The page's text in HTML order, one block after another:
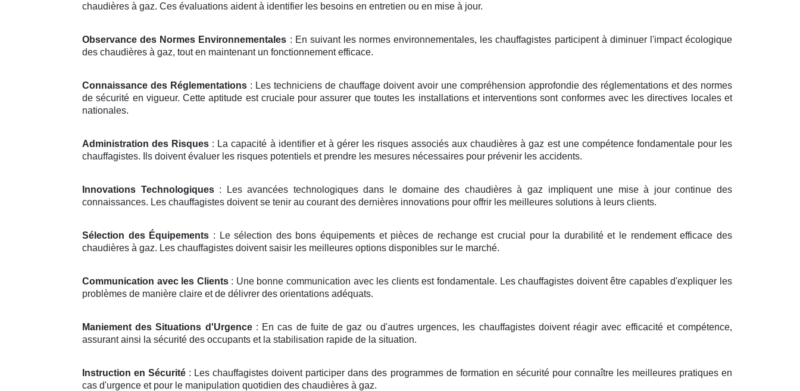
chaudières à gaz. Ces évaluations aident à identifier les besoins en entretien ou en mise à jour.
Observance des Normes Environnementales : En suivant les normes environnementales, les chauffagistes participent à diminuer l'impact écologique
des chaudières à gaz, tout en maintenant un fonctionnement efficace.
Connaissance des Réglementations : Les techniciens de chauffage doivent avoir une compréhension approfondie des réglementations et des normes
de sécurité en vigueur. Cette aptitude est cruciale pour assurer que toutes les installations et interventions sont conformes avec les directives locales et
nationales.
Administration des Risques : La capacité à identifier et à gérer les risques associés aux chaudières à gaz est une compétence fondamentale pour les
chauffagistes. Ils doivent évaluer les risques potentiels et prendre les mesures nécessaires pour prévenir les accidents.
Innovations Technologiques: Les avancées technologiques dans le domaine des chaudières à gaz impliquent une mise à jour continue des
connaissances. Les chauffagistes doivent se tenir au courant des dernières innovations pour offrir les meilleures solutions à leurs clients.
Sélection des Équipements : Le sélection des bons équipements et pièces de rechange est crucial pour la durabilité et le rendement efficace des
chaudières à gaz. Les chauffagistes doivent saisir les meilleures options disponibles sur le marché.
Communication avec les Clients: Une bonne communication avec les clients est fondamentale. Les chauffagistes doivent être capables d'expliquer les
problèmes de manière claire et de délivrer des orientations adéquats.
Maniement des Situations d'Urgence: En cas de fuite de gaz ou d'autres urgences, les chauffagistes doivent réagir avec efficacité et compétence,
assurant ainsi la sécurité des occupants et la stabilisation rapide de la situation.
Instruction en Sécurité : Les chauffagistes doivent participer dans des programmes de formation en sécurité pour connaître les meilleures pratiques en
cas d'urgence et pour le manipulation quotidien des chaudières à gaz.